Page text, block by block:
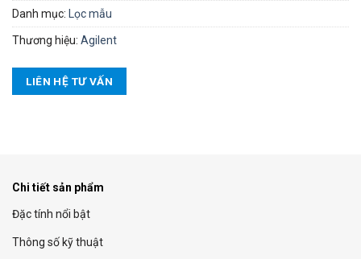
Danh mục: Lọc mẫu
Thương hiệu: Agilent
LIÊN HỆ TƯ VẤN
Chi tiết sản phẩm
Đặc tính nổi bật
Thông số kỹ thuật